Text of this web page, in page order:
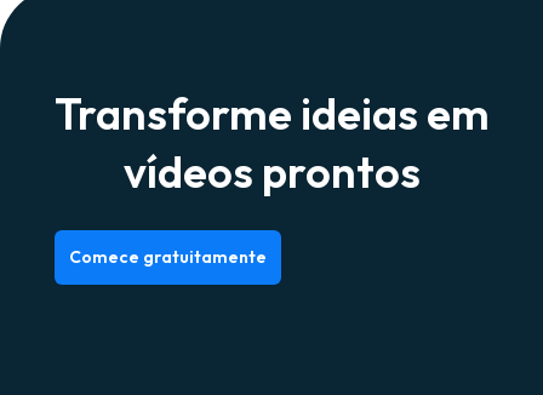
Transforme ideias em
vídeos prontos
Comece gratuitamente